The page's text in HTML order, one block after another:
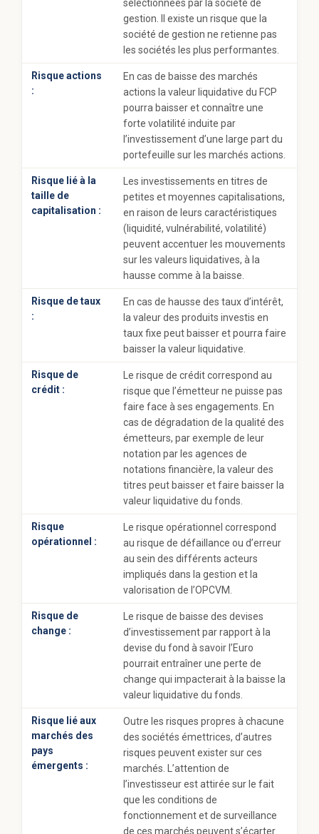
sélectionnées par la société de
gestion. Il existe un risque que la
société de gestion ne retienne pas
les sociétés les plus performantes.
Risque actions
:
En cas de baisse des marchés
actions la valeur liquidative du FCP
pourra baisser et connaître une
forte volatilité induite par
l’investissement d’une large part du
portefeuille sur les marchés actions.
Risque lié à la
taille de
capitalisation :
Les investissements en titres de
petites et moyennes capitalisations,
en raison de leurs caractéristiques
(liquidité, vulnérabilité, volatilité)
peuvent accentuer les mouvements
sur les valeurs liquidatives, à la
hausse comme à la baisse.
Risque de taux
:
En cas de hausse des taux d’intérêt,
la valeur des produits investis en
taux fixe peut baisser et pourra faire
baisser la valeur liquidative.
Risque de
crédit :
Le risque de crédit correspond au
risque que l’émetteur ne puisse pas
faire face à ses engagements. En
cas de dégradation de la qualité des
émetteurs, par exemple de leur
notation par les agences de
notations financière, la valeur des
titres peut baisser et faire baisser la
valeur liquidative du fonds.
Risque
opérationnel :
Le risque opérationnel correspond
au risque de défaillance ou d’erreur
au sein des différents acteurs
impliqués dans la gestion et la
valorisation de l’OPCVM.
Risque de
change :
Le risque de baisse des devises
d’investissement par rapport à la
devise du fond à savoir l’Euro
pourrait entraîner une perte de
change qui impacterait à la baisse la
valeur liquidative du fonds.
Risque lié aux
marchés des
pays
émergents :
Outre les risques propres à chacune
des sociétés émettrices, d’autres
risques peuvent exister sur ces
marchés. L’attention de
l’investisseur est attirée sur le fait
que les conditions de
fonctionnement et de surveillance
de ces marchés peuvent s’écarter